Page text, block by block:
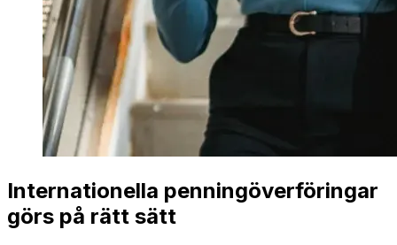
Internationella penningöverföringar
görs på rätt sätt